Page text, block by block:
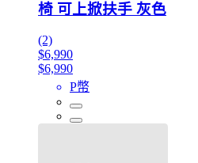
椅 可上掀扶手 灰色
(2)
$6,990
$6,990
P幣